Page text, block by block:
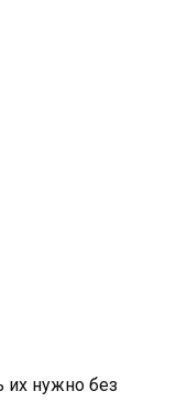
их нужно без